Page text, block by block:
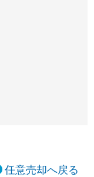
任意売却へ戻る